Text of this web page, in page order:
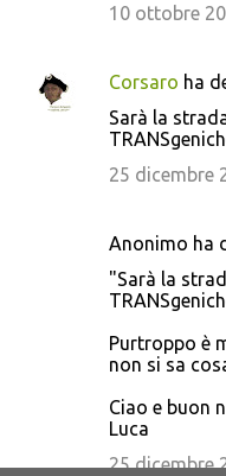
10 ottobre
Corsaro ha
Sarà la
25 dicembre
Anonimo ha
"Sarà la
Purtroppo è
non si sa
Ciao e buon
Luca
25 dicembre